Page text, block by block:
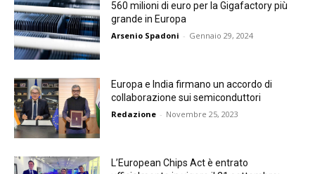
560 milioni di euro per la Gigafactory più
grande in Europa
Arsenio Spadoni - Gennaio 29, 2024
Europa e India firmano un accordo di
collaborazione sui semiconduttori
Redazione - Novembre 25, 2023
L’European Chips Act è entrato